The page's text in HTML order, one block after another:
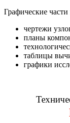
Графические
чертежи
планы
таблицы
графики